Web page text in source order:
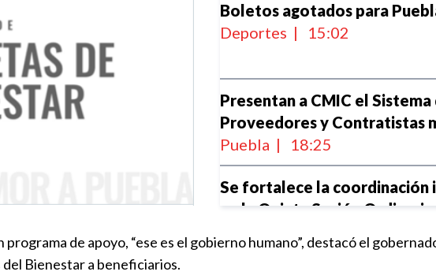
Boletos agotados para
Deportes | 15:02
Presentan a CMIC el Sistema
Proveedores y Contratistas
Puebla | 18:25
Se fortalece la coordinación
en la Quinta Sesión Ordinaria
Tlaxcala
de apoyo, “ese es el gobierno humano”, destacó el
Bienestar a beneficiarios.